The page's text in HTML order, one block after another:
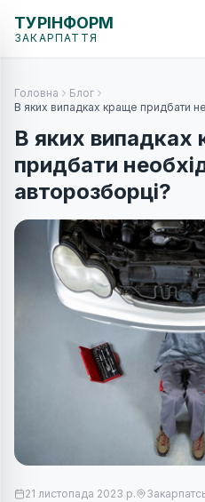
ТУРІНФОРМ
ЗАКАРПАТТЯ
Головна
Блог
В яких випадках краще придбати
В яких випадках
придбати
авторозборці?
21 листопада 2023 р.